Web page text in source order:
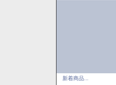
新着商品...